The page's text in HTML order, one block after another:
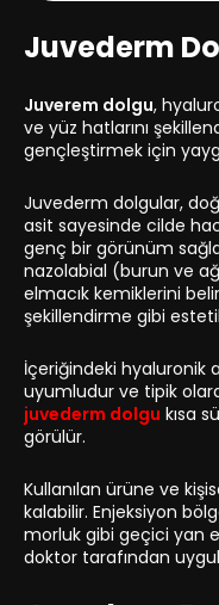
Juvederm
Juverem dolgu,
ve yüz hatlarını
gençleştirmek için
Juvederm dolgular,
asit sayesinde cilde
genç bir görünüm
nazolabial (burun ve
elmacık kemiklerini
şekillendirme gibi
İçeriğindeki hyaluronik
uyumludur ve tipik
juvederm dolgu kısa
görülür.
Kullanılan ürüne ve
kalabilir. Enjeksiyon
morluk gibi geçici yan
doktor tarafından